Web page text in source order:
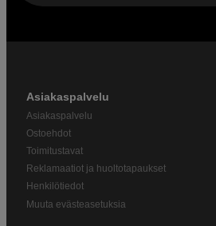
Asiakaspalvelu
Asiakaspalvelu
Ostoehdot
Toimitustavat
Reklamaatiot ja huoltotapaukset
Henkilötiedot
Muuta evästeasetuksia